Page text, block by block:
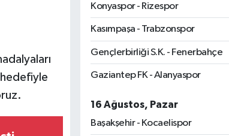
hedefiyle
Konyaspor - Rizespor
Kasımpaşa - Trabzonspor
Gençlerbirliği S.K. - Fenerbahçe
Gaziantep FK - Alanyaspor
16 Ağustos, Pazar
Başakşehir - Kocaelispor